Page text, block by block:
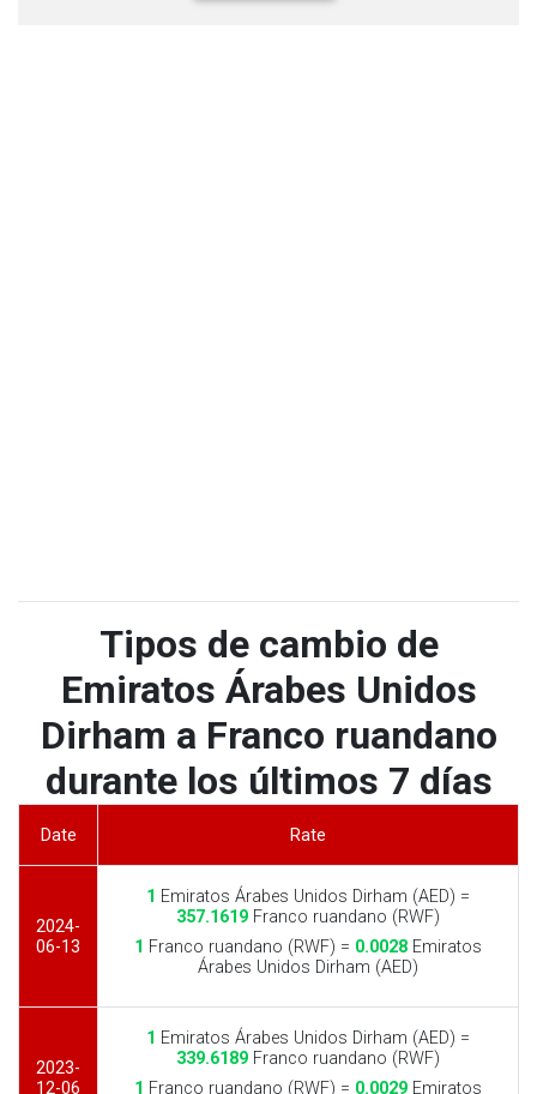
Tipos de cambio de
Emiratos Árabes Unidos
Dirham a Franco ruandano
durante los últimos 7 días
Date Rate
2024-
06-13
1 Emiratos Árabes Unidos Dirham (AED) =
357.1619 Franco ruandano (RWF)
1 Franco ruandano (RWF) = 0.0028 Emiratos
Árabes Unidos Dirham (AED)
2023-
12-06
1 Emiratos Árabes Unidos Dirham (AED) =
339.6189 Franco ruandano (RWF)
1 Franco ruandano (RWF) = 0.0029 Emiratos